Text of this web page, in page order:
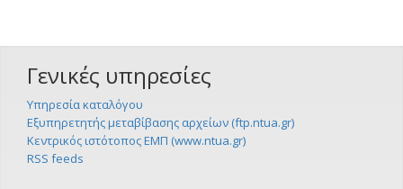
Γενικές υπηρεσίες
Υπηρεσία καταλόγου
Εξυπηρετητής μεταβίβασης αρχείων (ftp.ntua.gr)
Κεντρικός ιστότοπος ΕΜΠ (www.ntua.gr)
RSS feeds